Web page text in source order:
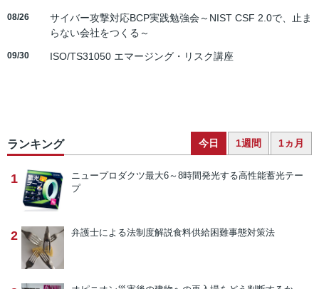
08/26
サイバー攻撃対応BCP実践勉強会～NIST CSF 2.0で、止ま
らない会社をつくる～
09/30 ISO/TS31050 エマージング・リスク講座
ランキング 今日 1週間 1ヵ月
1 ニュープロダクツ最大6～8時間発光する高性能蓄光テー
プ
2 弁護士による法制度解説食料供給困難事態対策法